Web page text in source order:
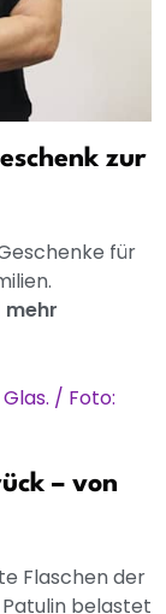
zur
für
mehr
– von
Flaschen der
belastet